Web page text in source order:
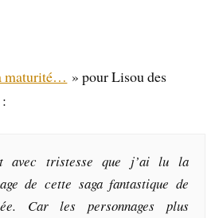
maturité… » pour Lisou des
avec tristesse que j’ai lu la
de cette saga fantastique de
Car les personnages plus